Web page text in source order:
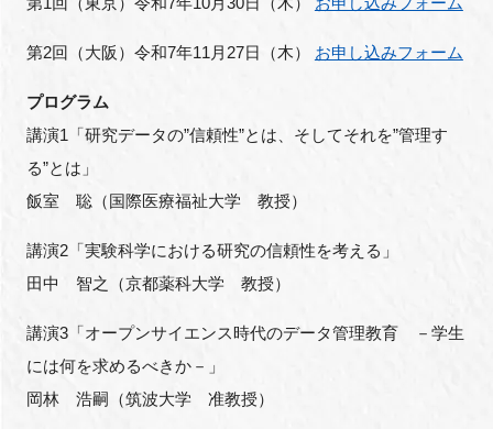
第2回（大阪）令和7年11月27日（木） お申し込みフォーム
プログラム
講演1「研究データの”信頼性”とは、そしてそれを”管理す
る”とは」
飯室 聡（国際医療福祉大学 教授）
講演2「実験科学における研究の信頼性を考える」
田中 智之（京都薬科大学 教授）
講演3「オープンサイエンス時代のデータ管理教育 －学生
には何を求めるべきか－」
岡林 浩嗣（筑波大学 准教授）